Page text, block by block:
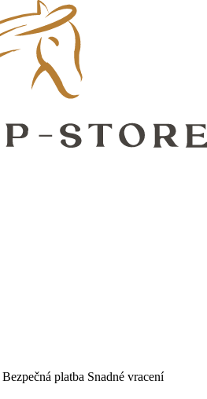
Bezpečná platba Snadné vracení